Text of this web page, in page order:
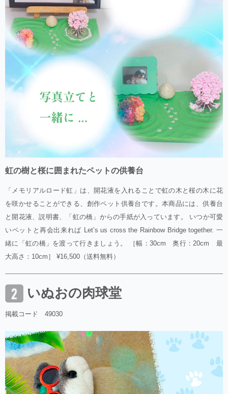
虹の樹と桜に囲まれたペットの供養台
「メモリアルロード虹」は、開花液を入れることで虹の木と桜の木に花
を咲かせることができる、創作ペット供養台です。本商品には、供養台
と開花液、説明書、「虹の橋」からの手紙が入っています。 いつか可愛
いペットと再会出来れば Let’s us cross the Rainbow Bridge together. 一
緒に「虹の橋」を渡って行きましょう。 ［幅：30cm 奥行：20cm 最
大高さ：10cm］ ¥16,500（送料無料）
いぬおの肉球堂
掲載コード 49030